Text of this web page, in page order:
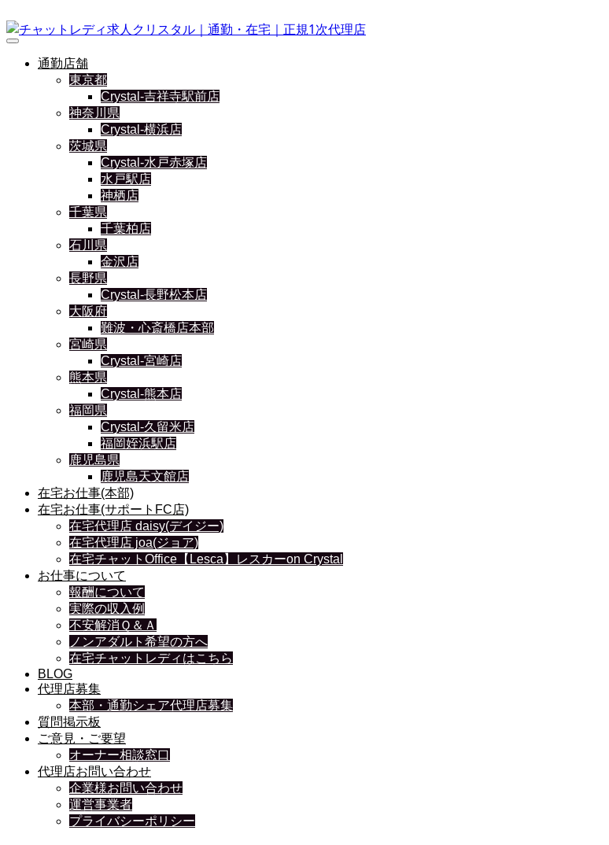
通勤店舗
東京都
Crystal-吉祥寺駅前店
神奈川県
Crystal-横浜店
茨城県
Crystal-水戸赤塚店
水戸駅店
神栖店
千葉県
千葉柏店
石川県
金沢店
長野県
Crystal-長野松本店
大阪府
難波・心斎橋店本部
宮崎県
Crystal-宮崎店
熊本県
Crystal-熊本店
福岡県
Crystal-久留米店
福岡姪浜駅店
鹿児島県
鹿児島天文館店
在宅お仕事(本部)
在宅お仕事(サポートFC店)
在宅代理店 daisy(デイジー)
在宅代理店 joa(ジョア)
在宅チャットOffice【Lesca】レスカーon Crystal
お仕事について
報酬について
実際の収入例
不安解消Ｑ＆Ａ
ノンアダルト希望の方へ
在宅チャットレディはこちら
BLOG
代理店募集
本部・通勤シェア代理店募集
質問掲示板
ご意見・ご要望
オーナー相談窓口
代理店お問い合わせ
企業様お問い合わせ
運営事業者
プライバシーポリシー